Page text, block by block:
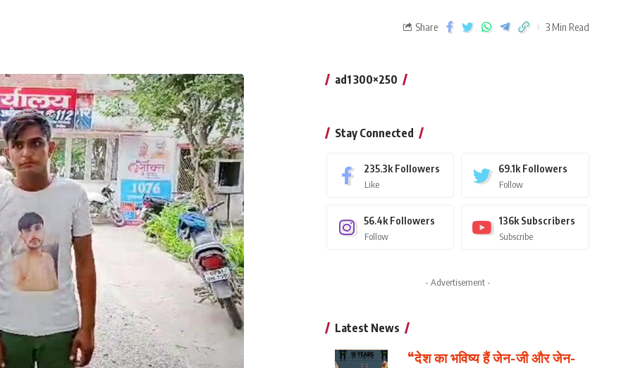
Share 3 Min Read
ad1 300×250
Stay Connected
235.3k Followers
Like
69.1k Followers
Follow
56.4k Followers
Follow
136k Subscribers
Subscribe
- Advertisement -
Latest News
“देश का भविष्य हैं जेन-जी और जेन-